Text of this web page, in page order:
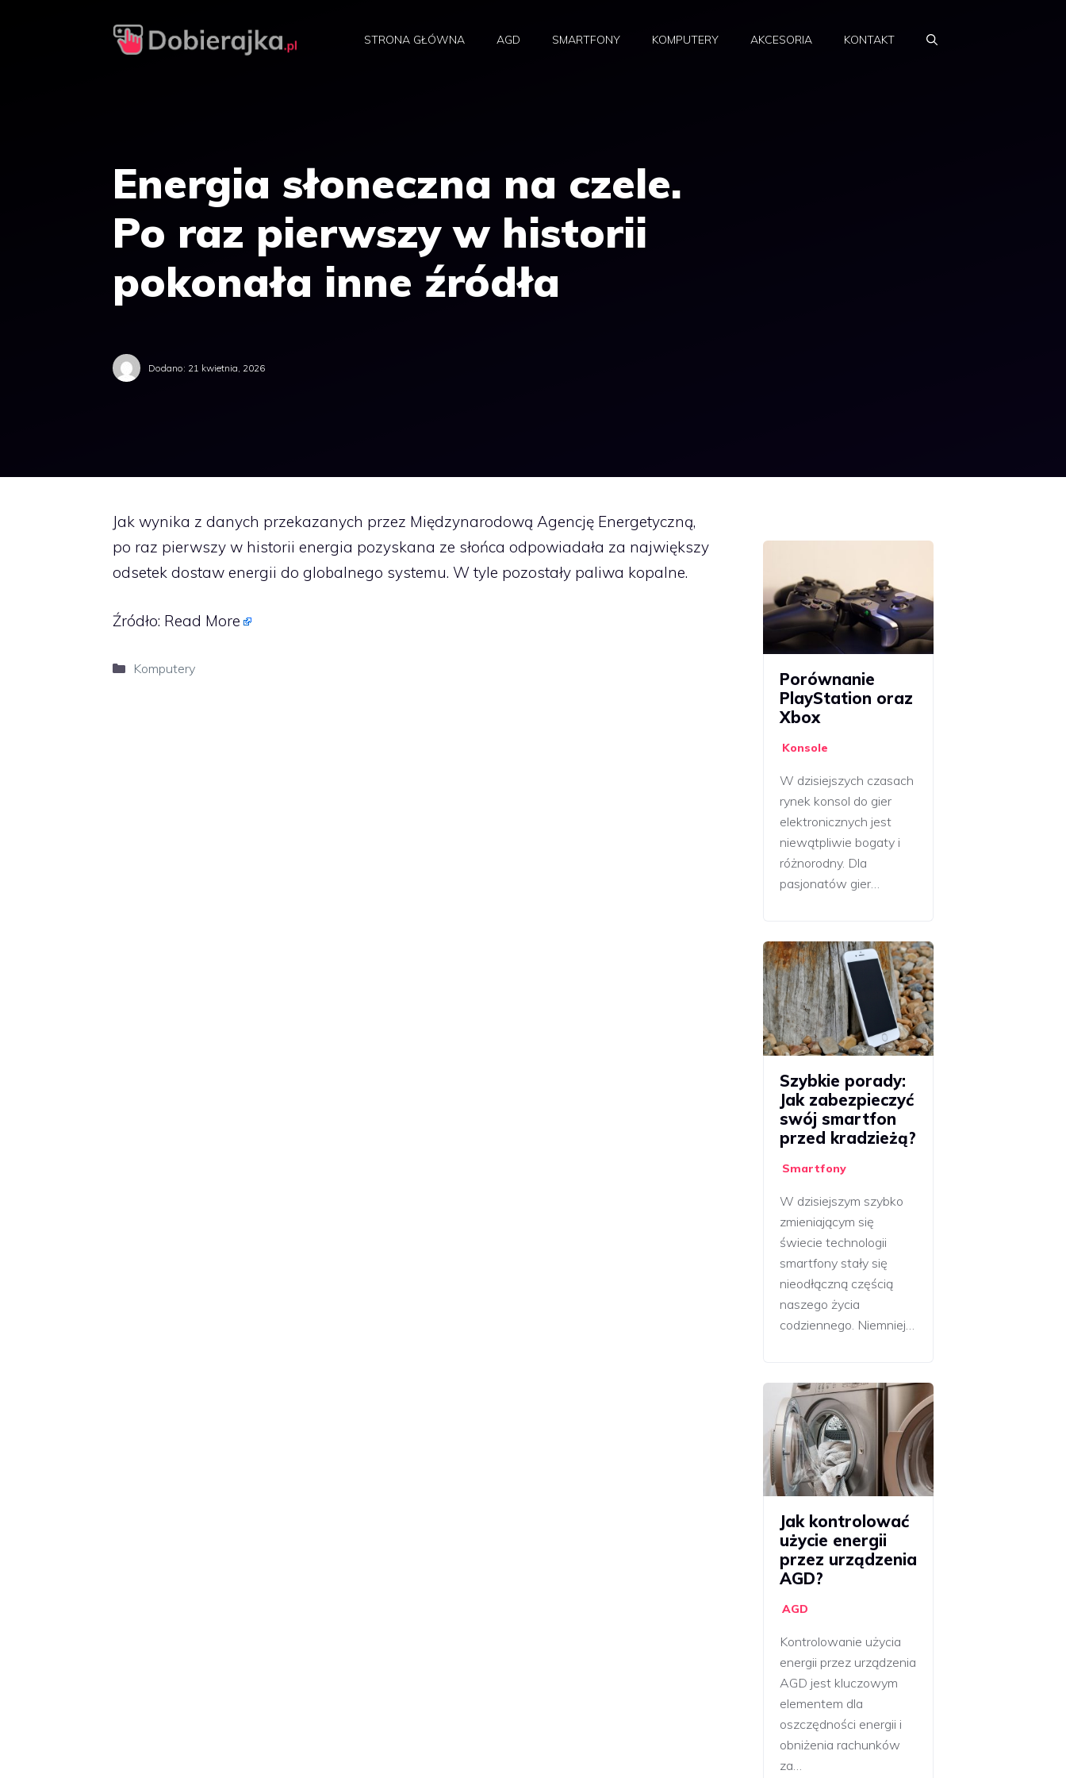
STRONA GŁÓWNA AGD SMARTFONY KOMPUTERY AKCESORIA KONTAKT
Energia słoneczna na czele.
Po raz pierwszy w historii
pokonała inne źródła
Dodano: 21 kwietnia, 2026
Jak wynika z danych przekazanych przez Międzynarodową Agencję Energetyczną,
po raz pierwszy w historii energia pozyskana ze słońca odpowiadała za największy
odsetek dostaw energii do globalnego systemu. W tyle pozostały paliwa kopalne.
Źródło: Read More
Kategorie
Komputery
Porównanie
PlayStation oraz
Xbox
Konsole
W dzisiejszych czasach
rynek konsol do gier
elektronicznych jest
niewątpliwie bogaty i
różnorodny. Dla
pasjonatów gier…
Szybkie porady:
Jak zabezpieczyć
swój smartfon
przed kradzieżą?
Smartfony
W dzisiejszym szybko
zmieniającym się
świecie technologii
smartfony stały się
nieodłączną częścią
naszego życia
codziennego. Niemniej…
Jak kontrolować
użycie energii
przez urządzenia
AGD?
AGD
Kontrolowanie użycia
energii przez urządzenia
AGD jest kluczowym
elementem dla
oszczędności energii i
obniżenia rachunków
za…